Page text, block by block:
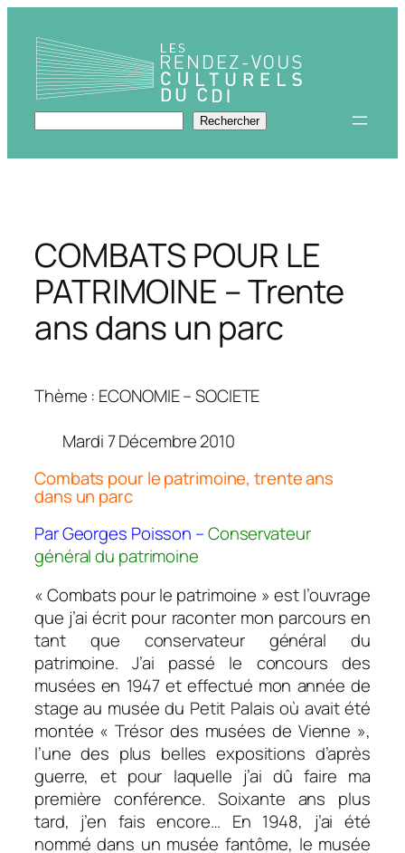
contenu
Rechercher Rechercher
COMBATS POUR LE
PATRIMOINE – Trente
ans dans un parc
Thème : ECONOMIE – SOCIETE
Mardi 7 Décembre 2010
Combats pour le patrimoine, trente ans
dans un parc
Par Georges Poisson –Conservateur
général du patrimoine
« Combats pour le patrimoine » est l’ouvrage
que j’ai écrit pour raconter mon parcours en
tant que conservateur général du
patrimoine. J’ai passé le concours des
musées en 1947 et effectué mon année de
stage au musée du Petit Palais où avait été
montée « Trésor des musées de Vienne »,
l’une des plus belles expositions d’après
guerre, et pour laquelle j’ai dû faire ma
première conférence. Soixante ans plus
tard, j’en fais encore… En 1948, j’ai été
nommé dans un musée fantôme, le musée